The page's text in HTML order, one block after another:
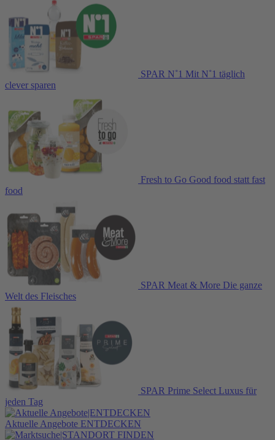
SPAR N˚1 Mit N˚1 täglich
clever sparen
Fresh to Go Good food statt fast
food
SPAR Meat & More Die ganze
Welt des Fleisches
SPAR Prime Select Luxus für
jeden Tag
Aktuelle Angebote ENTDECKEN